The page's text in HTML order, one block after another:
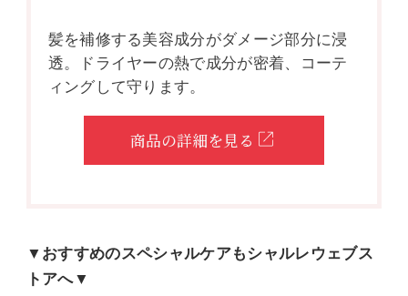
髪を補修する美容成分がダメージ部分に浸
透。ドライヤーの熱で成分が密着、コーテ
ィングして守ります。
商品の詳細を見る
▼おすすめのスペシャルケアもシャルレウェブス
トアへ▼